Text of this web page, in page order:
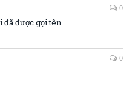
0
đã được gọi tên
0